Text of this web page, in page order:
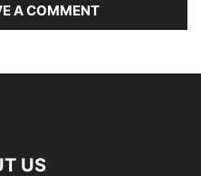
A COMMENT
US